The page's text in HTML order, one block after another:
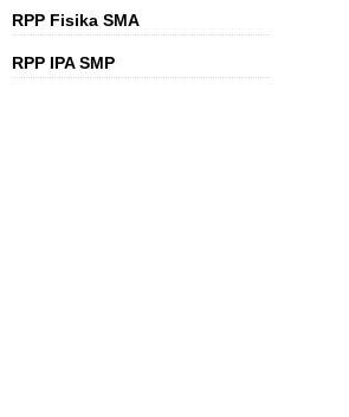
RPP Fisika SMA
RPP IPA SMP